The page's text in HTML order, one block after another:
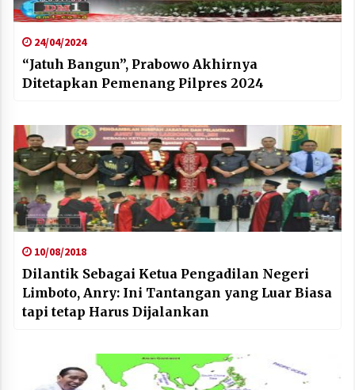
24/04/2024
“Jatuh Bangun”, Prabowo Akhirnya
Ditetapkan Pemenang Pilpres 2024
10/08/2018
Dilantik Sebagai Ketua Pengadilan Negeri
Limboto, Anry: Ini Tantangan yang Luar Biasa
tapi tetap Harus Dijalankan